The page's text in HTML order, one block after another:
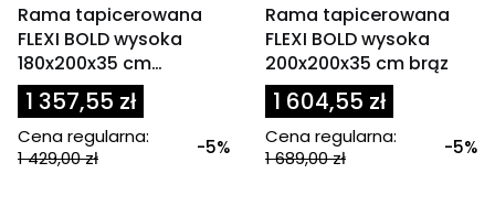
Rama tapicerowana
FLEXI BOLD wysoka
180x200x35 cm
oliwkowa / zielona
1 357,55 zł
Cena regularna:
1 429,00 zł
-5%
Rama tapicerowana
FLEXI BOLD wysoka
200x200x35 cm brąz
1 604,55 zł
Cena regularna:
1 689,00 zł
-5%